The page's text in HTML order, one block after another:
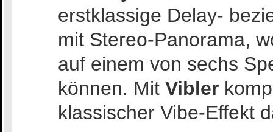
erstklassige Delay-
mit Stereo-Panorama,
auf einem von sechs
können. Mit Vibler
klassischer Vibe-Effekt